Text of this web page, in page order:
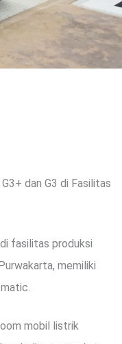
dan G3 di Fasilitas
fasilitas produksi
memiliki
mobil listrik